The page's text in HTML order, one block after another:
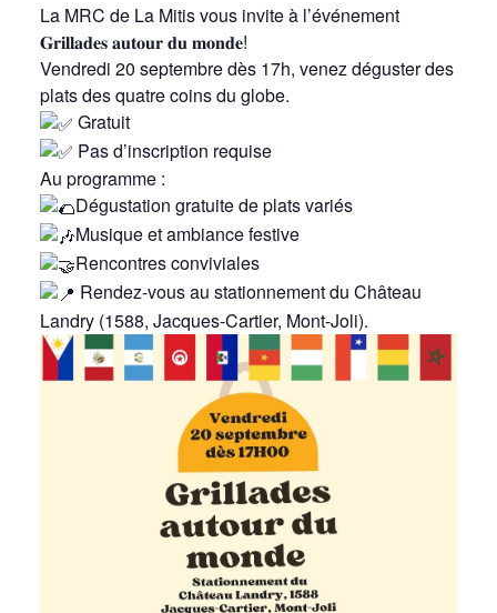
La MRC de La Mitis vous invite à l’événement
𝐆𝐫𝐢𝐥𝐥𝐚𝐝𝐞𝐬 𝐚𝐮𝐭𝐨𝐮𝐫 𝐝𝐮 𝐦𝐨𝐧𝐝𝐞!
Vendredi 20 septembre dès 17h, venez déguster des
plats des quatre coins du globe.
Gratuit
Pas d’inscription requise
Au programme :
Dégustation gratuite de plats variés
Musique et ambiance festive
Rencontres conviviales
Rendez-vous au stationnement du Château
Landry (1588, Jacques-Cartier, Mont-Joli).